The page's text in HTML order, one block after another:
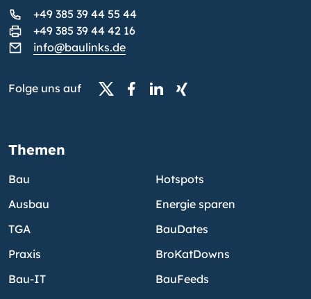
+49 385 39 44 55 44
+49 385 39 44 42 16
info@baulinks.de
Folge uns auf
Themen
Bau
Ausbau
TGA
Praxis
Bau-IT
Hotspots
Energie sparen
BauDates
BroKatDowns
BauFeeds